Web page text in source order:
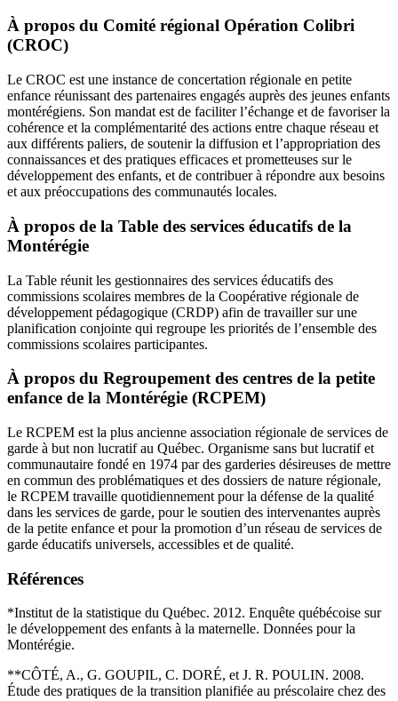
À propos du Comité régional Opération Colibri
(CROC)
Le CROC est une instance de concertation régionale en petite
enfance réunissant des partenaires engagés auprès des jeunes enfants
montérégiens. Son mandat est de faciliter l’échange et de favoriser la
cohérence et la complémentarité des actions entre chaque réseau et
aux différents paliers, de soutenir la diffusion et l’appropriation des
connaissances et des pratiques efficaces et prometteuses sur le
développement des enfants, et de contribuer à répondre aux besoins
et aux préoccupations des communautés locales.
À propos de la Table des services éducatifs de la
Montérégie
La Table réunit les gestionnaires des services éducatifs des
commissions scolaires membres de la Coopérative régionale de
développement pédagogique (CRDP) afin de travailler sur une
planification conjointe qui regroupe les priorités de l’ensemble des
commissions scolaires participantes.
À propos du Regroupement des centres de la petite
enfance de la Montérégie (RCPEM)
Le RCPEM est la plus ancienne association régionale de services de
garde à but non lucratif au Québec. Organisme sans but lucratif et
communautaire fondé en 1974 par des garderies désireuses de mettre
en commun des problématiques et des dossiers de nature régionale,
le RCPEM travaille quotidiennement pour la défense de la qualité
dans les services de garde, pour le soutien des intervenantes auprès
de la petite enfance et pour la promotion d’un réseau de services de
garde éducatifs universels, accessibles et de qualité.
Références
*Institut de la statistique du Québec. 2012. Enquête québécoise sur
le développement des enfants à la maternelle. Données pour la
Montérégie.
**CÔTÉ, A., G. GOUPIL, C. DORÉ, et J. R. POULIN. 2008.
Étude des pratiques de la transition planifiée au préscolaire chez des